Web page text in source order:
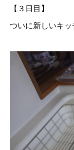
【３日目】
ついに新しいキッ